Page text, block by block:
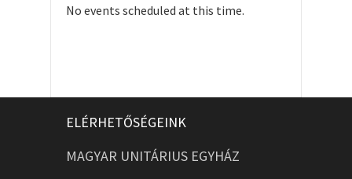
No events scheduled at this time.
ELÉRHETŐSÉGEINK
MAGYAR UNITÁRIUS EGYHÁZ